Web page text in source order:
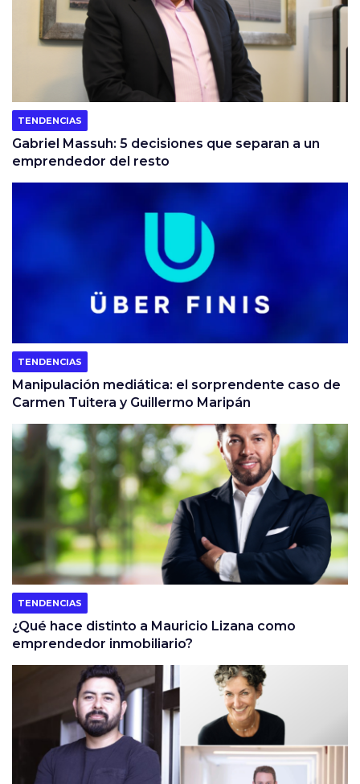
TENDENCIAS
Gabriel Massuh: 5 decisiones que separan a un
emprendedor del resto
TENDENCIAS
Manipulación mediática: el sorprendente caso de
Carmen Tuitera y Guillermo Maripán
TENDENCIAS
¿Qué hace distinto a Mauricio Lizana como
emprendedor inmobiliario?